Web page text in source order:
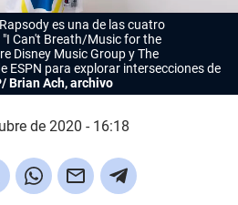
es una de las cuatro
Can't Breath/Music for the
Disney Music Group y The
ESPN para explorar intersecciones de
Brian Ach, archivo
de 2020 - 16:18